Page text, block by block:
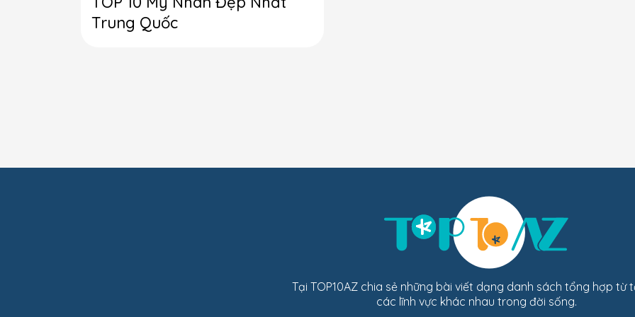
Trung Quốc
Tại TOP10AZ chia sẻ những bài viết dạng danh sách tổng hợp từ
các lĩnh vực khác nhau trong đời sống.